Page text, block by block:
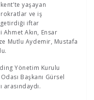
yaşayan
ve iş
getirdiği iftar
Akın, Ensar
Mutlu Aydemir, Mustafa
Yönetim Kurulu
Başkanı Gürsel